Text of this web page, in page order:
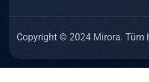
Copyright © 2024 Mirora. Tüm